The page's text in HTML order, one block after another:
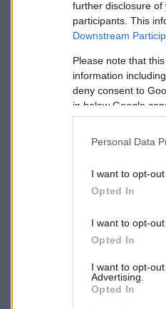
further disclosure of
participants. This
Downstream
Please note that
information
deny consent to
in below Google
Personal Data
I want to opt-
Opted In
I want to opt-
Opted In
I want to opt-
Advertising.
Opted In